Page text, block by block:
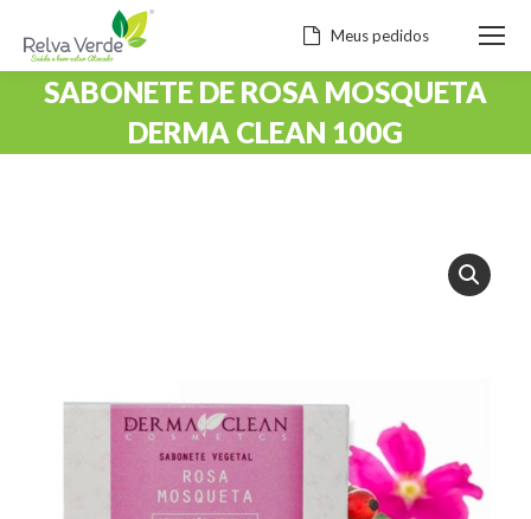
Meus pedidos
SABONETE DE ROSA MOSQUETA
DERMA CLEAN 100G